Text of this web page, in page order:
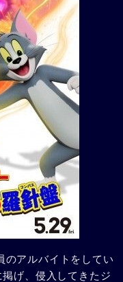
のアルバイトをしてい
げ、侵入してきたジ